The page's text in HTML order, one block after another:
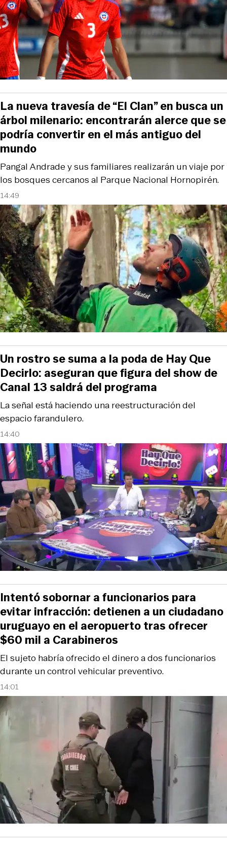
14:49
Pangal Andrade y sus familiares realizarán un viaje por
los bosques cercanos al Parque Nacional Hornopirén.
La nueva travesía de “El Clan” en busca un
árbol milenario: encontrarán alerce que se
podría convertir en el más antiguo del
mundo
14:40
La señal está haciendo una reestructuración del
espacio farandulero.
Un rostro se suma a la poda de Hay Que
Decirlo: aseguran que figura del show de
Canal 13 saldrá del programa
14:01
El sujeto habría ofrecido el dinero a dos funcionarios
durante un control vehicular preventivo.
Intentó sobornar a funcionarios para
evitar infracción: detienen a un ciudadano
uruguayo en el aeropuerto tras ofrecer
$60 mil a Carabineros